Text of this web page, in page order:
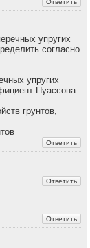
упругих
согласно
упругих
Пуассона
грунтов,